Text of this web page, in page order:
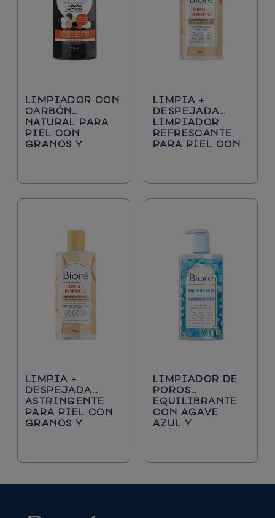
LIMPIADOR CON
CARBÓN
NATURAL PARA
PIEL CON
GRANOS Y
LIMPIA +
DESPEJADA
LIMPIADOR
REFRESCANTE
PARA PIEL CON
LIMPIA +
DESPEJADA
ASTRINGENTE
PARA PIEL CON
GRANOS Y
LIMPIADOR DE
POROS
EQUILIBRANTE
CON AGAVE
AZUL Y